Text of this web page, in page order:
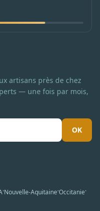
artisans près de chez
— une fois par mois,
OK
·Nouvelle-Aquitaine·Occitanie·